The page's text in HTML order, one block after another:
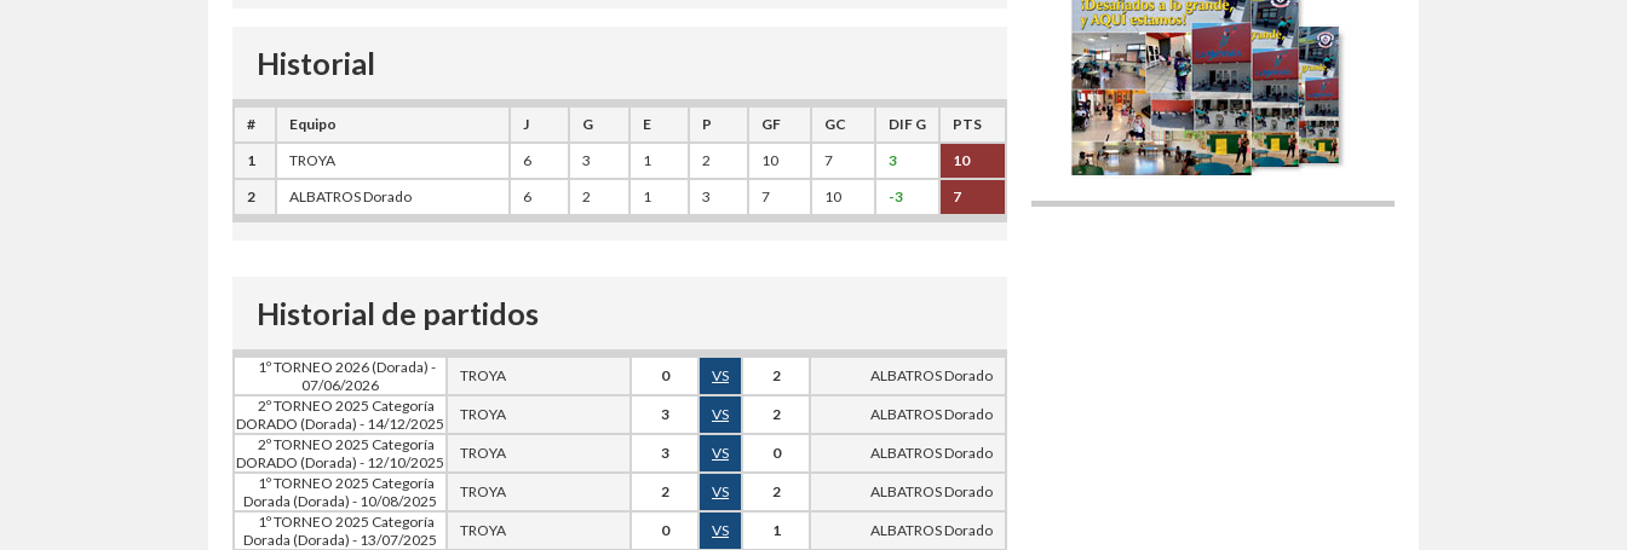
Historial
# Equipo J G E P GF GC DIF G
PTS
1
TROYA 6 3 1 2 10 7 3
10
2
ALBATROS Dorado 6 2 1 3 7 10 -3 7
Historial de partidos
1º TORNEO 2026 (Dorada) -
07/06/2026
TROYA 0 VS 2
ALBATROS Dorado
2º TORNEO 2025 Categoría
DORADO (Dorada) - 14/12/2025
TROYA 3 VS 2
ALBATROS Dorado
2º TORNEO 2025 Categoría
DORADO (Dorada) - 12/10/2025
TROYA 3 VS 0
ALBATROS Dorado
1º TORNEO 2025 Categoría
Dorada (Dorada) - 10/08/2025
TROYA 2 VS 2
ALBATROS Dorado
1º TORNEO 2025 Categoría
Dorada (Dorada) - 13/07/2025
TROYA 0 VS 1
ALBATROS Dorado